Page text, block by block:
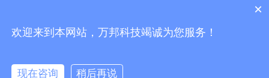
×
欢迎来到本网站，万邦科技竭诚为您服务！
现在咨询 稍后再说